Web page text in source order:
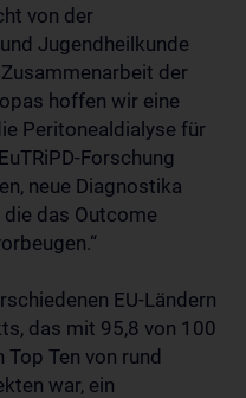
von der
Jugendheilkunde
der
hoffen wir eine
Peritonealdialyse für
Forschung
neue Diagnostika
die das Outcome
EU-Ländern
das mit 95,8 von 100
Ten von rund
war, ein